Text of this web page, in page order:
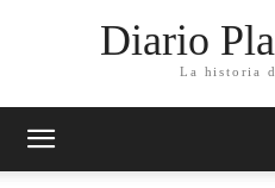
Diario
La historia